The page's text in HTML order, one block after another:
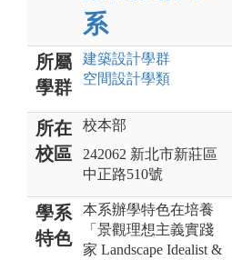
系
所屬
學群
建築設計學群
空間設計學類
所在
校區
校本部
242062 新北市新莊區
中正路510號
學系
特色
本系辦學特色在培養
「景觀理想主義實踐
家 Landscape Idealist &